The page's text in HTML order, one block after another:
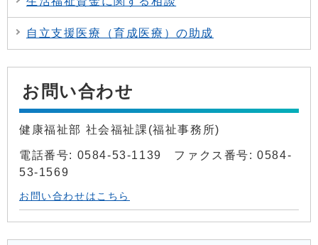
自立支援医療（育成医療）の助成
お問い合わせ
健康福祉部 社会福祉課(福祉事務所)
電話番号: 0584-53-1139 ファクス番号: 0584-
53-1569
お問い合わせはこちら